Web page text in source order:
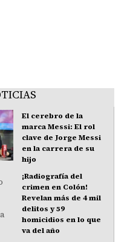
El cerebro de la
marca Messi: El rol
clave de Jorge Messi
en la carrera de su
hijo
¡Radiografía del
crimen en Colón!
Revelan más de 4 mil
delitos y 59
homicidios en lo que
va del año